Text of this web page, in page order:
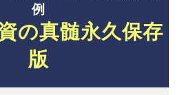
例
の真髄永久保存
版